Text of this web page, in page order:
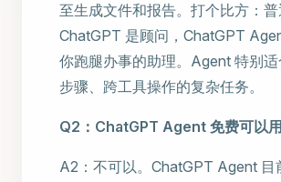
至生成文件和报告。打个比方：普
ChatGPT 是顾问，ChatGPT
你跑腿办事的助理。Agent 特别
步骤、跨工具操作的复杂任务。
Q2：ChatGPT Agent 免费可以
A2：不可以。ChatGPT Agent 目